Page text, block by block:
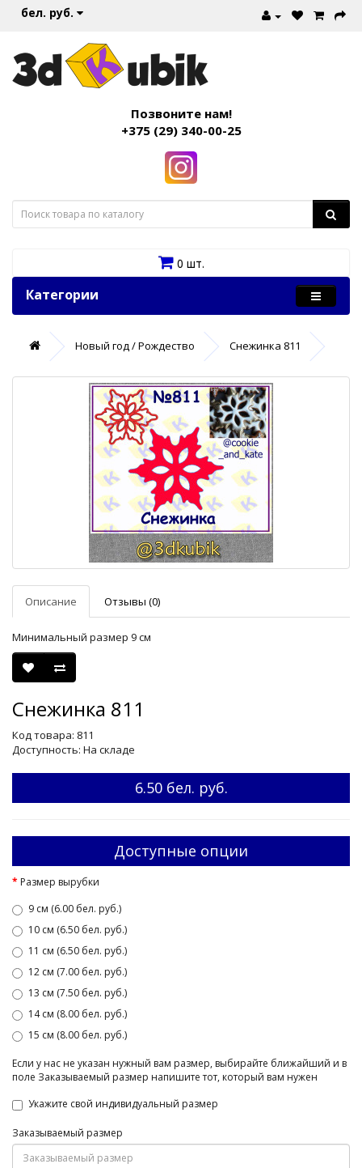
бел. руб.
Позвоните нам!
+375 (29) 340-00-25
0 шт.
Категории
Новый год / Рождество Снежинка 811
Описание Отзывы (0)
Минимальный размер 9 см
Снежинка 811
Код товара: 811
Доступность: На складе
6.50 бел. руб.
Доступные опции
Размер вырубки
9 см (6.00 бел. руб.)
10 см (6.50 бел. руб.)
11 см (6.50 бел. руб.)
12 см (7.00 бел. руб.)
13 см (7.50 бел. руб.)
14 см (8.00 бел. руб.)
15 см (8.00 бел. руб.)
Если у нас не указан нужный вам размер, выбирайте ближайший и в
поле Заказываемый размер напишите тот, который вам нужен
Укажите свой индивидуальный размер
Заказываемый размер